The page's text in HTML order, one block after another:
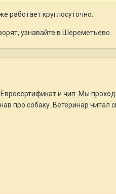
работает круглосуточно.
узнавайте в Шереметьево.
и чип. Мы
про собаку. Ветеринар читал